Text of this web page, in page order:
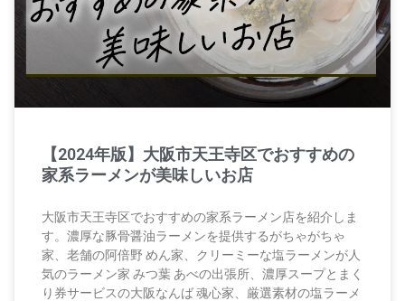
【2024年版】大阪市天王寺区でおすすめの
家系ラーメンが美味しいお店
大阪市天王寺区でおすすめの家系ラーメン店を紹介しま
す。濃厚な豚骨醤油ラーメンを提供するがちゃがちゃ
家、老舗の阿倍野 めん家、クリーミーな塩ラーメンが人
気のラーメン家 みつ葉 あべの出張所、濃厚スープとまく
り券サービスの大阪なんば 魂心家、厳選素材の塩ラーメ